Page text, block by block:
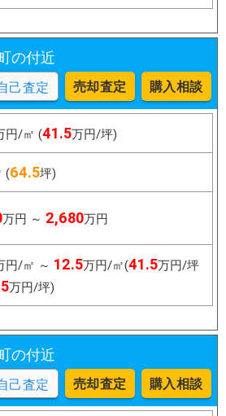
の付近
己査定 売却査定 購入相談
円/㎡ (41.5万円/坪)
(64.5坪)
万円 ～ 2,680万円
円/㎡ ～ 12.5万円/㎡(41.5万円/坪
万円/坪)
の付近
己査定 売却査定 購入相談